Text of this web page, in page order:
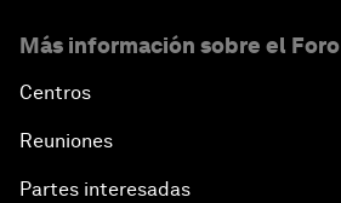
Más información sobre el Foro
Centros
Reuniones
Partes interesadas